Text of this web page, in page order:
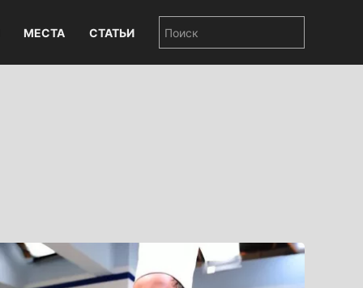
МЕСТА СТАТЬИ